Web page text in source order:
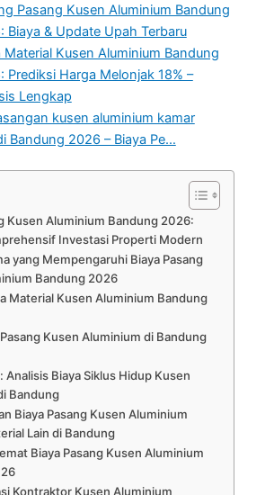
Pasang Kusen Aluminium Bandung
Biaya & Update Upah Terbaru
Material Kusen Aluminium Bandung
Prediksi Harga Melonjak 18% –
Lengkap
kusen aluminium kamar
Bandung 2026 – Biaya Pe…
Kusen Aluminium Bandung 2026:
Investasi Properti Modern
yang Mempengaruhi Biaya Pasang
Bandung 2026
Material Kusen Aluminium Bandung
Kusen Aluminium di Bandung
Analisis Biaya Siklus Hidup Kusen
Bandung
Biaya Pasang Kusen Aluminium
Lain di Bandung
Biaya Pasang Kusen Aluminium
Kontraktor Kusen Aluminium